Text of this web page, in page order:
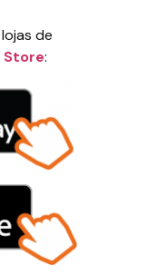
de
Store: